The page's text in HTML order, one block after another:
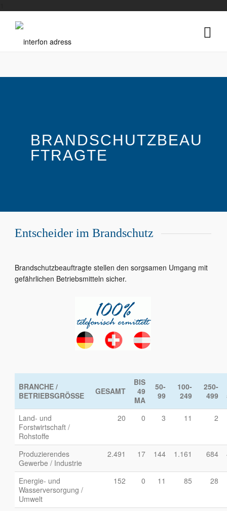
BRANDSCHUTZBEAU
FTRAGTE
Entscheider im Brandschutz
Brandschutzbeauftragte stellen den sorgsamen Umgang mit
gefährlichen Betriebsmitteln sicher.
BRANCHE /
BETRIEBSGRÖSSE
GESAMT
BIS
49
MA
50-
99
100-
249
250-
499
Land- und
Forstwirtschaft /
Rohstoffe
20 0 3 11 2
Produzierendes
Gewerbe / Industrie
2.491 17 144 1.161 684
Energie- und
Wasserversorgung /
Umwelt
152 0 11 85 28